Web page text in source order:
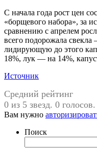
С начала года рост цен
«борщевого набора», за
сравнению с апрелем
всего подорожала
лидирующую до этого
18%, лук — на 14%,
Источник
Средний рейтинг
0 из 5 звезд. 0 голосов.
Вам нужно
Поиск